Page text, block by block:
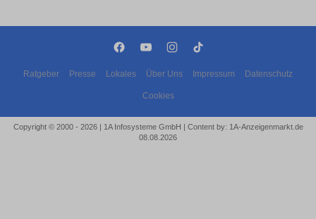
Ratgeber Presse Lokales Über Uns Impressum Datenschutz
Cookies
Copyright © 2000 - 2026 | 1A Infosysteme GmbH | Content by: 1A-Anzeigenmarkt.de
08.08.2026